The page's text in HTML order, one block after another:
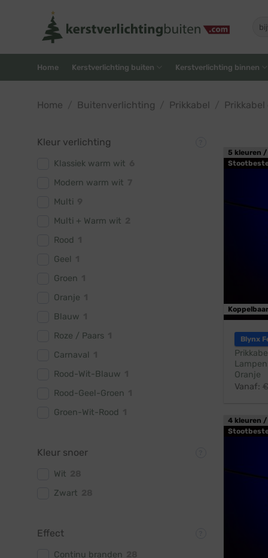
naar:
Home Kerstverlichting buiten Kerstverlichting binnen
Home Buitenverlichting Prikkabel
Kleur verlichting
Klassiek warm wit
Modern warm wit
Multi
Multi + Warm wit
Rood
Geel
Groen
Oranje
Blauw
Roze / Paars
Carnaval
Rood-Wit-Blauw
Rood-Geel-Groen
Groen-Wit-Rood
Kleur snoer
Wit
Zwart
Effect
Continu branden
5 kleuren
Koppelbaar
Blynx
Oranje
Vanaf: €
4 kleuren